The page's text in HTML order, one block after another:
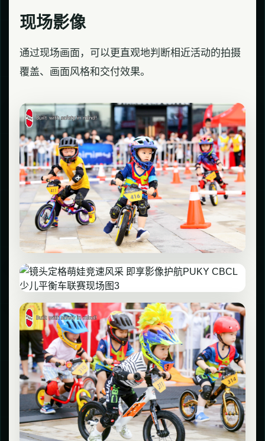
现场影像
通过现场画面，可以更直观地判断相近活动的拍摄
覆盖、画面风格和交付效果。